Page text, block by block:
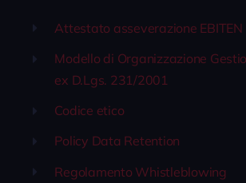
Attestato asseverazione EBITEN
Modello di Organizzazione
ex D.Lgs. 231/2001
Codice etico
Policy Data Retention
Regolamento Whistleblowing